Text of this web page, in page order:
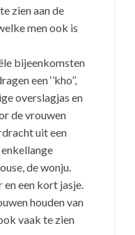
zien aan de
men ook is
bijeenkomsten
een ‘’kho’’,
overslagjas en
de vrouwen
uit een
de wonju.
een kort jasje.
houden van
vaak te zien